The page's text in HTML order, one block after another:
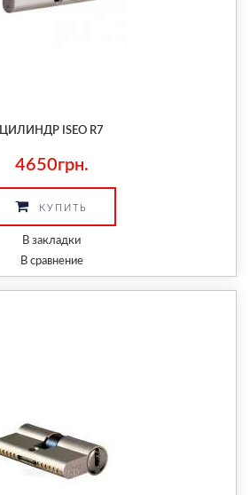
ЦИЛИНДР ISEO R7
4650грн.
КУПИТЬ
В закладки
В сравнение